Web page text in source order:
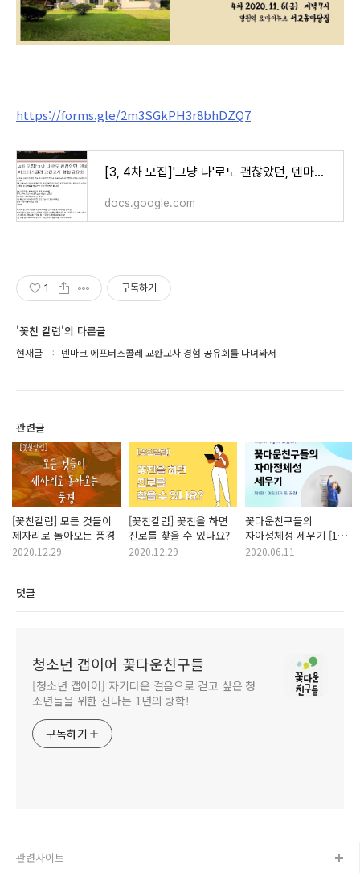
https://forms.gle/2m3SGkPH3r8bhDZQ7
[3, 4차 모집]'그냥 나'로도 괜찮았던, 덴마크 에프터스콜레 교환교사 경험 공유회
docs.google.com
1 구독하기
'꽃친 칼럼'의 다른글
현재글 덴마크 에프터스콜레 교환교사 경험 공유회를 다녀와서
관련글
[꽃친칼럼] 모든 것들이
제자리로 돌아오는 풍경
2020.12.29
[꽃친칼럼] 꽃친을 하면
진로를 찾을 수 있나요?
2020.12.29
꽃다운친구들의
자아정체성 세우기 [1편]
- 어린이가 된 꽃친
2020.06.11
댓글
청소년 갭이어 꽃다운친구들
[청소년 갭이어] 자기다운 걸음으로 걷고 싶은 청
소년들을 위한 신나는 1년의 방학!
구독하기
관련사이트